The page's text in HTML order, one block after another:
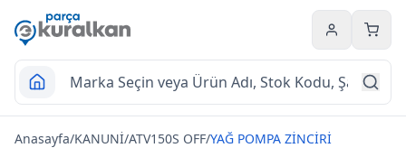
Hesabım
Anasayfa/KANUNİ/ATV150S OFF/YAĞ POMPA ZİNCİRİ